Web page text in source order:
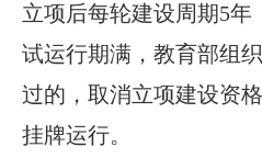
立项后每轮建设周期5年
试运行期满，教育部组
过的，取消立项建设资
挂牌运行。